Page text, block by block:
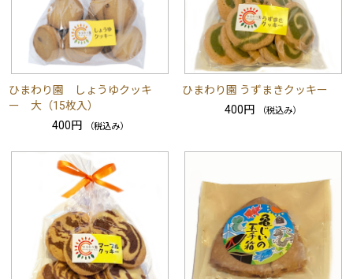
ひまわり園 しょうゆクッキ
ー 大（15枚入）
400円
（税込み）
ひまわり園 うずまきクッキー
400円
（税込み）